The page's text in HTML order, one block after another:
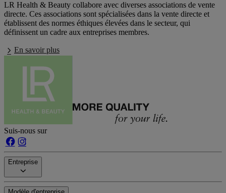
LR Health & Beauty collabore avec diverses associations de vente
directe. Ces associations sont spécialisées dans la vente directe et
établissent des normes éthiques élevées dans le secteur, qui
définissent un cadre aux entreprises membres.
En savoir plus
Suis-nous sur
Entreprise
Modèle d'entreprise